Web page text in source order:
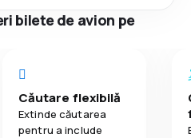
bilete de avion pe
Căutare flexibilă
Extinde căutarea
pentru a include